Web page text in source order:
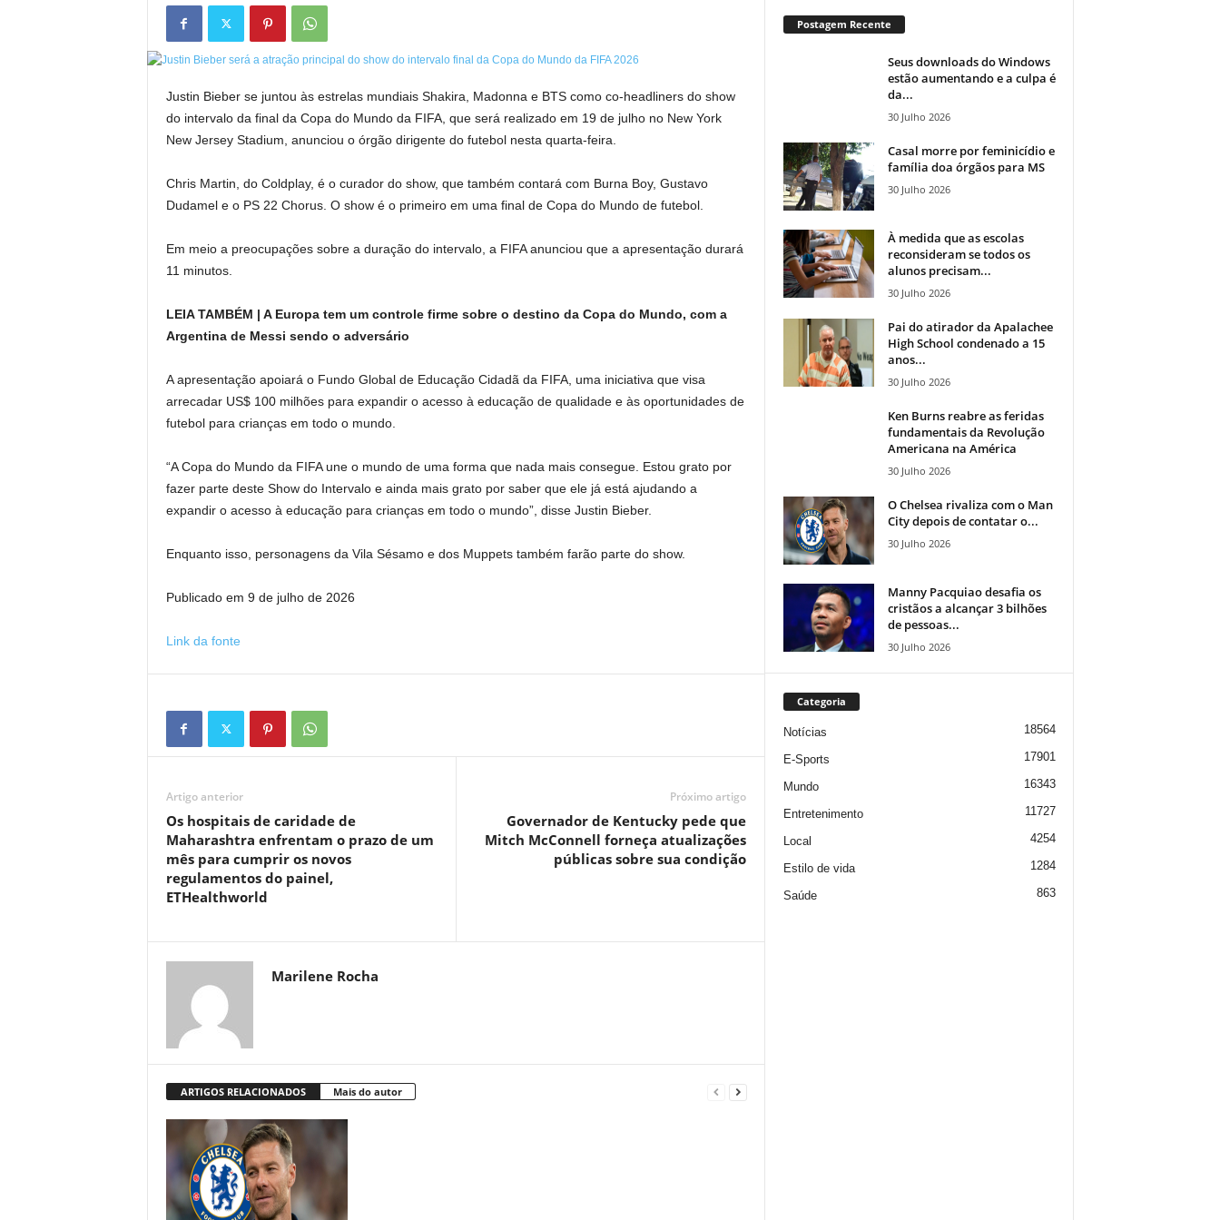
Justin Bieber se juntou às estrelas mundiais Shakira, Madonna e BTS como co-headliners do show
do intervalo da final da Copa do Mundo da FIFA, que será realizado em 19 de julho no New York
New Jersey Stadium, anunciou o órgão dirigente do futebol nesta quarta-feira.
Chris Martin, do Coldplay, é o curador do show, que também contará com Burna Boy, Gustavo
Dudamel e o PS 22 Chorus. O show é o primeiro em uma final de Copa do Mundo de futebol.
Em meio a preocupações sobre a duração do intervalo, a FIFA anunciou que a apresentação durará
11 minutos.
LEIA TAMBÉM | A Europa tem um controle firme sobre o destino da Copa do Mundo, com a
Argentina de Messi sendo o adversário
A apresentação apoiará o Fundo Global de Educação Cidadã da FIFA, uma iniciativa que visa
arrecadar US$ 100 milhões para expandir o acesso à educação de qualidade e às oportunidades de
futebol para crianças em todo o mundo.
“A Copa do Mundo da FIFA une o mundo de uma forma que nada mais consegue. Estou grato por
fazer parte deste Show do Intervalo e ainda mais grato por saber que ele já está ajudando a
expandir o acesso à educação para crianças em todo o mundo”, disse Justin Bieber.
Enquanto isso, personagens da Vila Sésamo e dos Muppets também farão parte do show.
Publicado em 9 de julho de 2026
Link da fonte
Artigo anterior
Os hospitais de caridade de
Maharashtra enfrentam o prazo de um
mês para cumprir os novos
regulamentos do painel,
ETHealthworld
Próximo artigo
Governador de Kentucky pede que
Mitch McConnell forneça atualizações
públicas sobre sua condição
Marilene Rocha
ARTIGOS RELACIONADOS Mais do autor
Postagem Recente
Seus downloads do Windows
estão aumentando e a culpa é
da...
30 Julho 2026
Casal morre por feminicídio e
família doa órgãos para MS
30 Julho 2026
À medida que as escolas
reconsideram se todos os
alunos precisam...
30 Julho 2026
Pai do atirador da Apalachee
High School condenado a 15
anos...
30 Julho 2026
Ken Burns reabre as feridas
fundamentais da Revolução
Americana na América
30 Julho 2026
O Chelsea rivaliza com o Man
City depois de contatar o...
30 Julho 2026
Manny Pacquiao desafia os
cristãos a alcançar 3 bilhões
de pessoas...
30 Julho 2026
Categoria
Notícias 18564
E-Sports 17901
Mundo 16343
Entretenimento 11727
Local 4254
Estilo de vida 1284
Saúde 863